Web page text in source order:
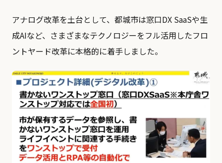
アナログ改革を土台として、都城市は窓口DX SaaSや生
成AIなど、さまざまなテクノロジーをフル活用したフロ
ントヤード改革に本格的に着手しました。